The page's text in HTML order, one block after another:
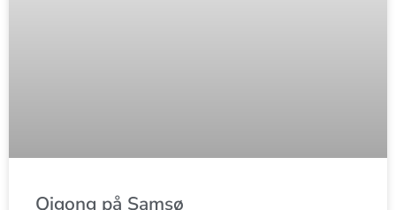
Qigong på Samsø